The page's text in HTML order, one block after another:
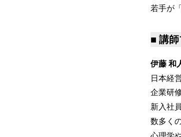
若手が
■ 講
伊藤 和
日本経
企業研
新入社
数多く